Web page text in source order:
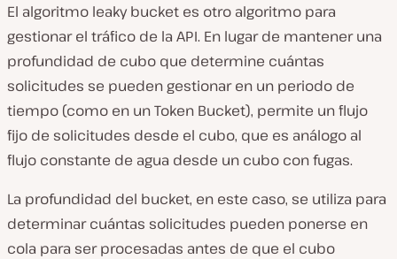
El algoritmo leaky bucket es otro algoritmo para
gestionar el tráfico de la API. En lugar de mantener una
profundidad de cubo que determine cuántas
solicitudes se pueden gestionar en un periodo de
tiempo (como en un Token Bucket), permite un flujo
fijo de solicitudes desde el cubo, que es análogo al
flujo constante de agua desde un cubo con fugas.
La profundidad del bucket, en este caso, se utiliza para
determinar cuántas solicitudes pueden ponerse en
cola para ser procesadas antes de que el cubo